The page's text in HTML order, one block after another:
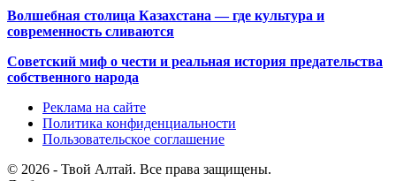
Волшебная столица Казахстана — где культура и
современность сливаются
Советский миф о чести и реальная история предательства
собственного народа
Реклама на сайте
Политика конфиденциальности
Пользовательское соглашение
© 2026 - Твой Алтай. Все права защищены.